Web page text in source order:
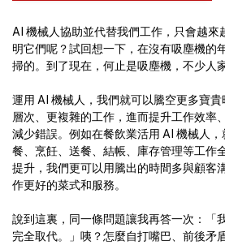
AI 機械人協助並代替我們工作，只會越來
明它們呢？試回想一下，在沒有吸塵機的
掃的。到了現在，何止是吸塵機，不少人
運用 AI 機械人，我們就可以騰空更多寶
層次、更複雜的工作，進而提升工作效率
減少錯誤。例如在餐飲業活用 AI 機械人
餐、烹飪、送餐、結帳、庫存管理等工作
提升，我們更可以用騰出的時間多與顧客
作更好的菜式和服務。
說到這裏，同一條問題讓我再答一次：「
完全取代。」咦？怎麼自打嘴巴、前後矛